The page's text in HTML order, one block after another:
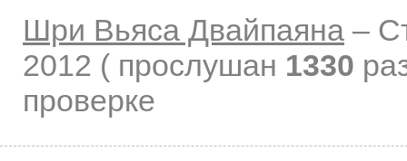
Шри Вьяса Двайпаяна –
2012 ( прослушан 1330
проверке